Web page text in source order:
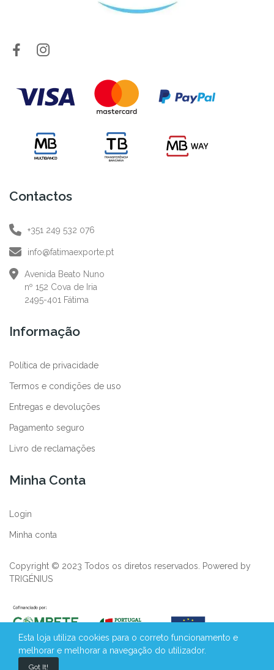
Contactos
+351 249 532 076
info@fatimaexporte.pt
Avenida Beato Nuno
nº 152 Cova de Iria
2495-401 Fátima
Informação
Política de privacidade
Termos e condições de uso
Entregas e devoluções
Pagamento seguro
Livro de reclamações
Minha Conta
Login
Minha conta
Copyright © 2023 Todos os diretos reservados. Powered by
TRIGÉNIUS
Esta loja utiliza cookies para o correto funcionamento e
melhorar e melhorar a navegação do utilizador.
Got It!